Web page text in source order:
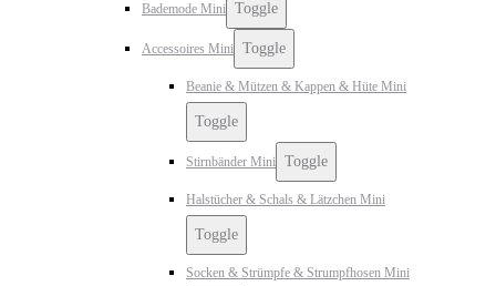
Bademode Mini Toggle
Accessoires Mini Toggle
Beanie & Mützen & Kappen & Hüte Mini
Toggle
Stirnbänder Mini Toggle
Halstücher & Schals & Lätzchen Mini
Toggle
Socken & Strümpfe & Strumpfhosen Mini